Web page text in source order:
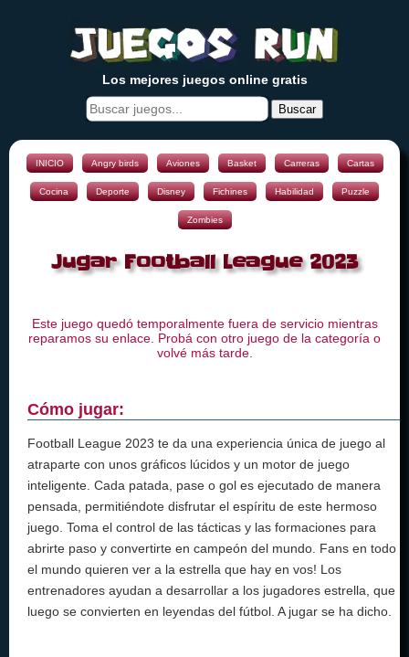
Los mejores juegos online gratis
Buscar
INICIO Angry birds Aviones Basket Carreras Cartas
Cocina Deporte Disney Fichines Habilidad Puzzle
Zombies
Jugar Football League 2023
Este juego quedó temporalmente fuera de servicio mientras
reparamos su enlace. Probá con otro juego de la categoría o
volvé más tarde.
Cómo jugar:
Football League 2023 te da una experiencia única de juego al
atraparte con unos gráficos lúcidos y un motor de juego
inteligente. Cada patada, pase o gol es ejecutado de manera
pensada, permitiéndote disfrutar el espíritu de este hermoso
juego. Toma el control de las tácticas y las formaciones para
abrirte paso y convertirte en campeón del mundo. Fans en todo
el mundo quieren ver a la estrella que hay en vos! Los
entrenadores ayudan a desarrollar a los jugadores estrella, que
luego se convierten en leyendas del fútbol. A jugar se ha dicho.